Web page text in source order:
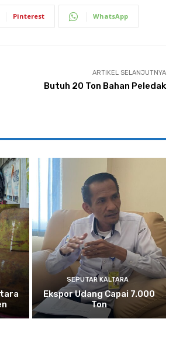
Pinterest WhatsApp
ARTIKEL SELANJUTNYA
Butuh 20 Ton Bahan Peledak
SEPUTAR KALTARA
Ekspor Udang Capai 7.000
Ton